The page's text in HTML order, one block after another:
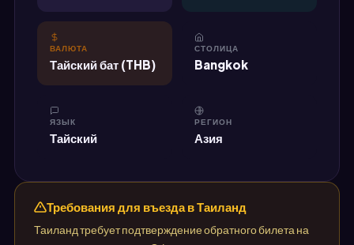
ВАЛЮТА
Тайский бат (THB)
СТОЛИЦА
Bangkok
ЯЗЫК
Тайский
РЕГИОН
Азия
Требования для въезда в Таиланд
Таиланд требует подтверждение обратного билета на